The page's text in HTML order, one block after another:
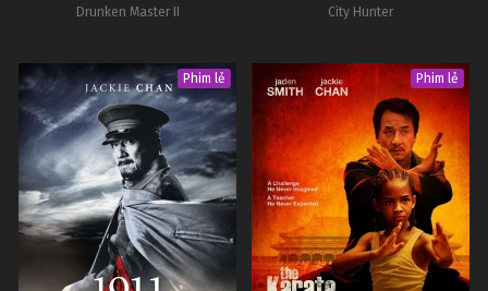
Drunken Master II City Hunter
Phim lẻ Phim lẻ